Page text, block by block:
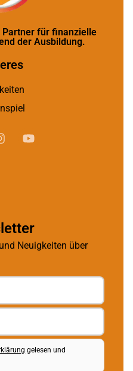
für finanzielle
der Ausbildung.
Neuigkeiten über
gelesen und